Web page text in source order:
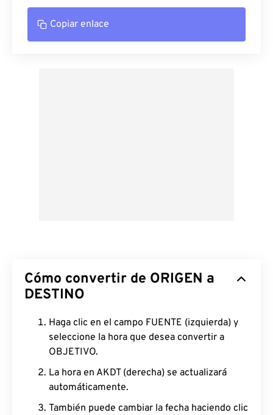
Copiar enlace
Cómo convertir de ORIGEN a
DESTINO
Haga clic en el campo FUENTE (izquierda) y
seleccione la hora que desea convertir a
OBJETIVO.
La hora en AKDT (derecha) se actualizará
automáticamente.
También puede cambiar la fecha haciendo clic